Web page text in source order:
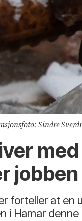
Sindre
jobben
forteller at en
i Hamar denne